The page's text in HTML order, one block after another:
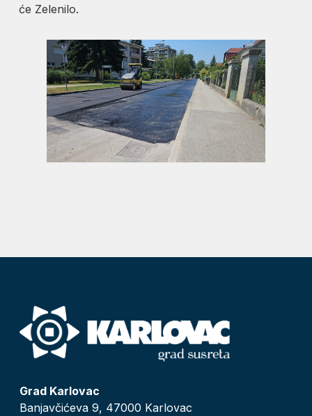
će Zelenilo.
Grad Karlovac
Banjavčićeva 9, 47000 Karlovac